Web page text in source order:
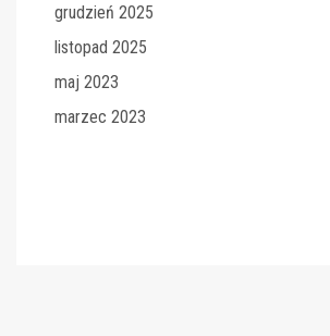
grudzień 2025
listopad 2025
maj 2023
marzec 2023